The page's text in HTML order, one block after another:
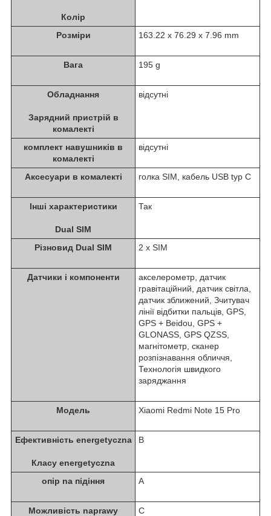
Колір
Розміри
163.22 x 76.29 x 7.96 mm
Вага 195 g
Обладнання
Зарядний пристрій в
комалекті
відсутні
комплект навушників в
комалекті
відсутні
Аксесуари в комалекті голка SIM, кабель USB typ C
Інші характеристики
Dual SIM
Так
Різновид Dual SIM 2 x SIM
Датчики i компоненти
акселерометр, датчик
гравітаційний, датчик світла,
датчик зближений, Зчитувач
лінії відбитки пальців, GPS,
GPS + Beidou, GPS +
GLONASS, GPS QZSS,
магнітометр, сканер
розпізнавання обличчя,
Технологія швидкого
заряджання
Модель Xiaomi Redmi Note 15 Pro
Ефективність energetyczna
Класу energetyczna
B
опір na підіння A
Можливість naprawy C